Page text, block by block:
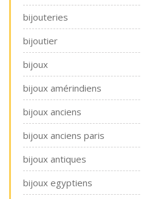
bijouteries
bijoutier
bijoux
bijoux amérindiens
bijoux anciens
bijoux anciens paris
bijoux antiques
bijoux egyptiens